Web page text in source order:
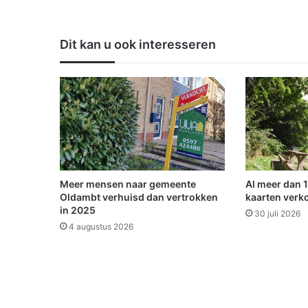
w
W
i
n
s
c
h
o
t
e
r
z
w
Dit kan u ook interesseren
Meer mensen naar gemeente
Oldambt verhuisd dan vertrokken
in 2025
4 augustus 2026
Al meer dan
kaarten
30 juli 2026